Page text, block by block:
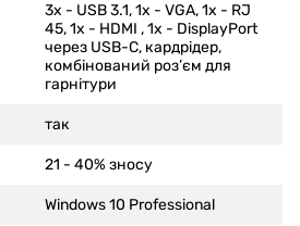
3x - USB 3.1, 1x - VGA, 1x - RJ
45, 1x - HDMI , 1x - DisplayPort
через USB-C, кардрідер,
комбінований роз’єм для
гарнітури
так
21 - 40% зносу
Windows 10 Professional